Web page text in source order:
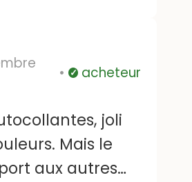
Vérifié
acheteur
joli
Mais le
aux autres